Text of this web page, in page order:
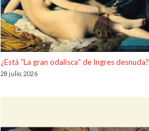
¿Está “La gran odalisca” de Ingres desnuda?
28 julio, 2026